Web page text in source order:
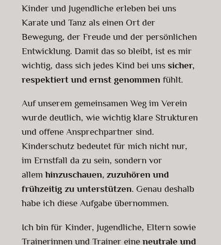
Kinder und Jugendliche erleben bei uns
Karate und Tanz als einen Ort der
Bewegung, der Freude und der persönlichen
Entwicklung. Damit das so bleibt, ist es mir
wichtig, dass sich jedes Kind bei uns sicher,
respektiert und ernst genommen fühlt.
Auf unserem gemeinsamen Weg im Verein
wurde deutlich, wie wichtig klare Strukturen
und offene Ansprechpartner sind.
Kinderschutz bedeutet für mich nicht nur,
im Ernstfall da zu sein, sondern vor
allemhinzuschauen, zuzuhören und
frühzeitig zu unterstützen. Genau deshalb
habe ich diese Aufgabe übernommen.
Ich bin für Kinder, Jugendliche, Eltern sowie
Trainerinnen und Trainer eine neutrale und